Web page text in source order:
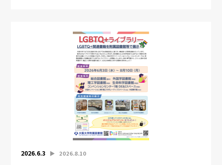
2026.6.3 ▶︎ 2026.8.10